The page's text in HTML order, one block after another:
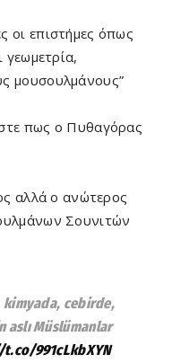
οι επιστήμες όπως
γεωμετρία,
μουσουλμάνους”
πως ο Πυθαγόρας
αλλά ο ανώτερος
Σουνιτών
cebirde,
Müslümanlar
991cLkbXYN